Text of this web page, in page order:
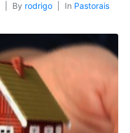
By rodrigo In Pastorais